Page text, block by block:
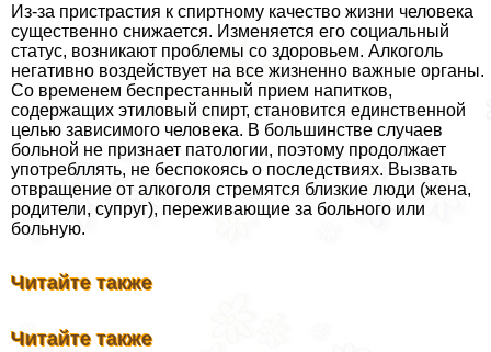
Из-за пристрастия к спиртному качество жизни человека
существенно снижается. Изменяется его социальный
статус, возникают проблемы со здоровьем. Алкоголь
негативно воздействует на все жизненно важные органы.
Со временем беспрестанный прием напитков,
содержащих этиловый спирт, становится единственной
целью зависимого человека. В большинстве случаев
больной не признает патологии, поэтому продолжает
употрeбллять, не беспокоясь о последствиях. Вызвать
отвращение от алкоголя стремятся близкие люди (жена,
родители, супруг), переживающие за больного или
больную.
Читайте также
Читайте также